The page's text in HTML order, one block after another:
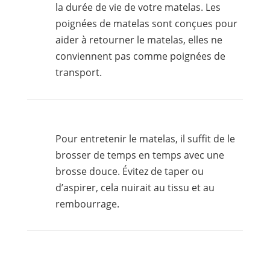
la durée de vie de votre matelas. Les
poignées de matelas sont conçues pour
aider à retourner le matelas, elles ne
conviennent pas comme poignées de
transport.
Pour entretenir le matelas, il suffit de le
brosser de temps en temps avec une
brosse douce. Évitez de taper ou
d’aspirer, cela nuirait au tissu et au
rembourrage.